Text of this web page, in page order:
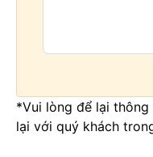
*Vui lòng để lại thông
lại với quý khách